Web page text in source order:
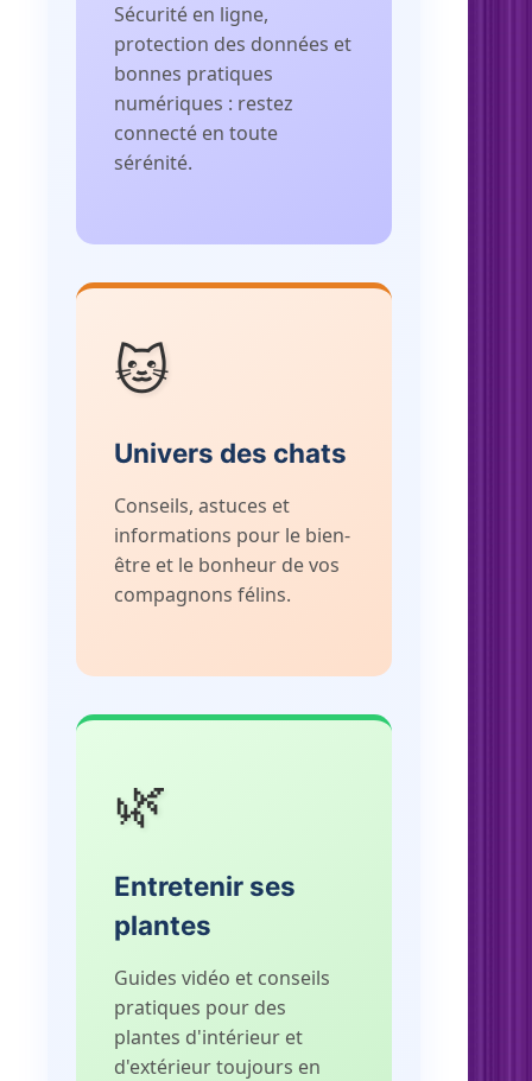
Sécurité en ligne,
protection des données et
bonnes pratiques
numériques : restez
connecté en toute
sérénité.
🐱
Univers des chats
Conseils, astuces et
informations pour le bien-
être et le bonheur de vos
compagnons félins.
🌿
Entretenir ses
plantes
Guides vidéo et conseils
pratiques pour des
plantes d'intérieur et
d'extérieur toujours en